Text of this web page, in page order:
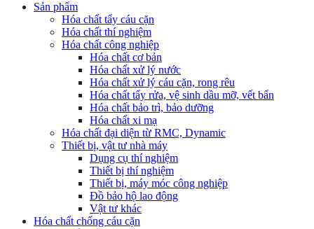
Sản phẩm
Hóa chất tẩy cáu cặn
Hóa chất thí nghiệm
Hóa chất công nghiệp
Hóa chất cơ bản
Hóa chất xử lý nước
Hóa chất xử lý cáu cặn, rong rêu
Hóa chất tẩy rửa, vệ sinh dầu mỡ, vết bẩn
Hóa chất bảo trì, bảo dưỡng
Hóa chất xi mạ
Hóa chất đại diện từ RMC, Dynamic
Thiết bị, vật tư nhà máy
Dụng cụ thí nghiệm
Thiết bị thí nghiệm
Thiết bị, máy móc công nghiệp
Đồ bảo hộ lao động
Vật tư khác
Hóa chất chống cáu cặn